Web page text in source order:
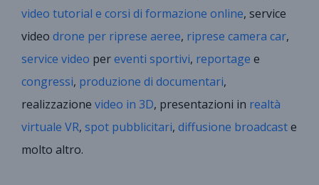
video tutorial e corsi di formazione online, service
video drone per riprese aeree, riprese camera car,
service video pereventi sportivi, reportage e
congressi, produzione di documentari,
realizzazione video in 3D, presentazioni in realtà
virtuale VR, spot pubblicitari, diffusione broadcaste
molto altro.